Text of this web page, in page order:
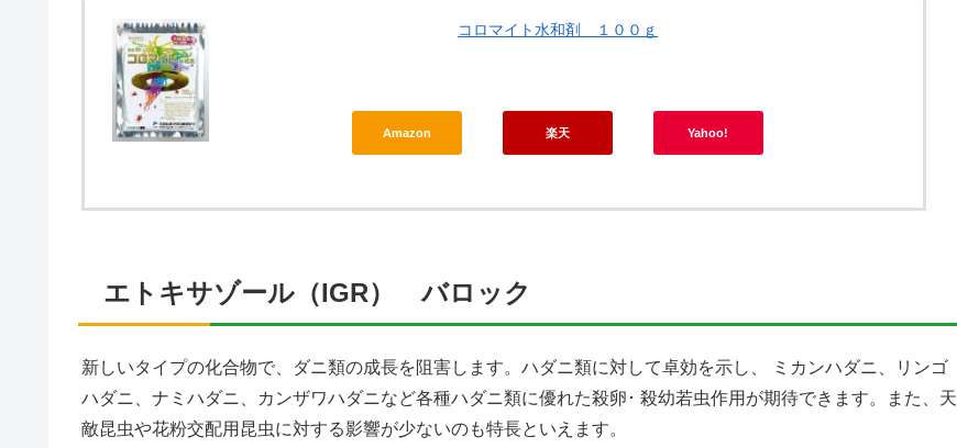
コロマイト水和剤 １００ｇ
Amazon 楽天 Yahoo!
エトキサゾール（IGR） バロック
新しいタイプの化合物で、ダニ類の成長を阻害します。ハダニ類に対して卓効を示し、 ミカンハダニ、リンゴ
ハダニ、ナミハダニ、カンザワハダニなど各種ハダニ類に優れた殺卵･ 殺幼若虫作用が期待できます。また、天
敵昆虫や花粉交配用昆虫に対する影響が少ないのも特長といえます。